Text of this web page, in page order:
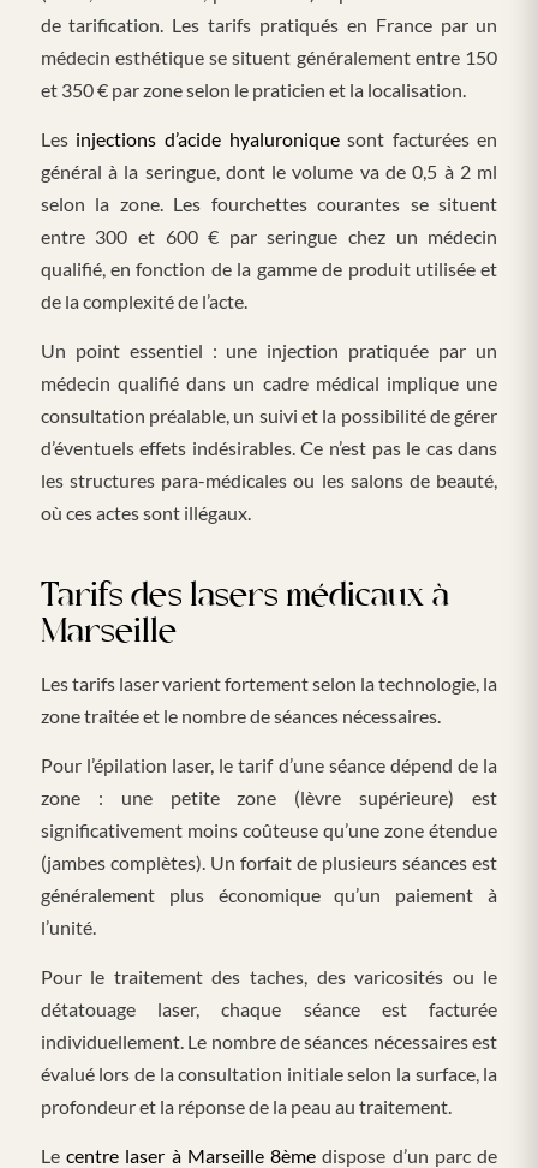
de tarification. Les tarifs pratiqués en France par un
médecin esthétique se situent généralement entre 150
et 350 € par zone selon le praticien et la localisation.
Les injections d’acide hyaluroniquesont facturées en
général à la seringue, dont le volume va de 0,5 à 2 ml
selon la zone. Les fourchettes courantes se situent
entre 300 et 600 € par seringue chez un médecin
qualifié, en fonction de la gamme de produit utilisée et
de la complexité de l’acte.
Un point essentiel : une injection pratiquée par un
médecin qualifié dans un cadre médical implique une
consultation préalable, un suivi et la possibilité de gérer
d’éventuels effets indésirables. Ce n’est pas le cas dans
les structures para-médicales ou les salons de beauté,
où ces actes sont illégaux.
Tarifs des lasers médicaux à
Marseille
Les tarifs laser varient fortement selon la technologie, la
zone traitée et le nombre de séances nécessaires.
Pour l’épilation laser, le tarif d’une séance dépend de la
zone : une petite zone (lèvre supérieure) est
significativement moins coûteuse qu’une zone étendue
(jambes complètes). Un forfait de plusieurs séances est
généralement plus économique qu’un paiement à
l’unité.
Pour le traitement des taches, des varicosités ou le
détatouage laser, chaque séance est facturée
individuellement. Le nombre de séances nécessaires est
évalué lors de la consultation initiale selon la surface, la
profondeur et la réponse de la peau au traitement.
Le centre laser à Marseille 8ème dispose d’un parc de